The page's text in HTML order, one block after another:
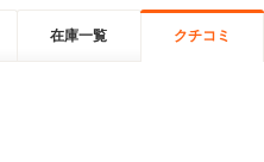
在庫一覧 クチコミ